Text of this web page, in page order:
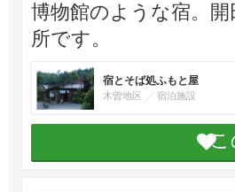
博物館のような宿。
所です。
宿とそば処ふもと屋
木曽地区 宿泊施設
こ